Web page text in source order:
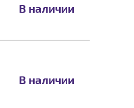
В наличии
В наличии